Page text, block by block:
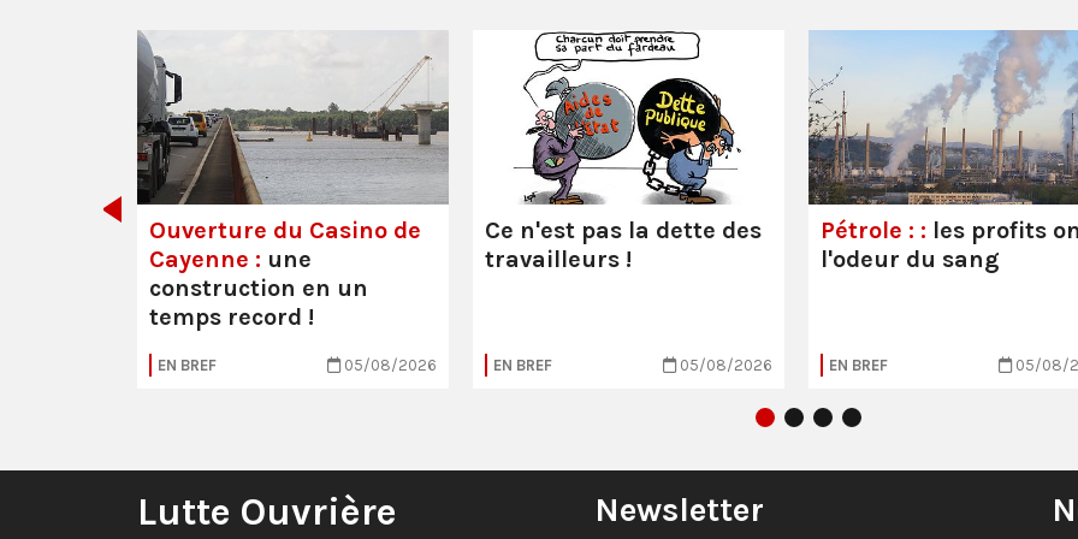
Ouverture du Casino de
Cayenne : une
construction en un
temps record !
EN BREF 05/08/2026
Ce n'est pas la dette des
travailleurs !
EN BREF 05/08/2026
Pétrole : : les profits
l'odeur du sang
EN BREF 05/08/
Lutte Ouvrière Newsletter